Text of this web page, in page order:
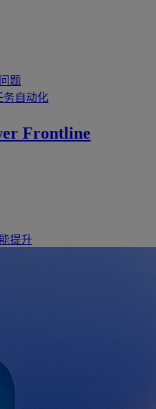
题
务自动化
Frontline
提升